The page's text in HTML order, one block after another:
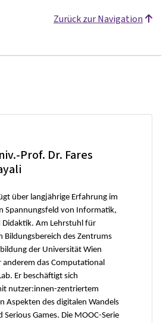
Zurück zur Navigation
Prof. Dr. Fares
über langjährige Erfahrung im
Spannungsfeld von Informatik,
Didaktik. Am Lehrstuhl für
Bildungsbereich des Zentrums
der Universität Wien
das Computational
Er beschäftigt sich
nutzer:innen-zentriertem
Aspekten des digitalen Wandels
Serious Games. Die MOOC-Serie